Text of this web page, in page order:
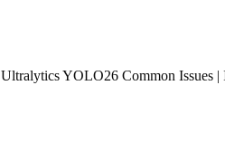
Ultralytics YOLO26 Common Issues |